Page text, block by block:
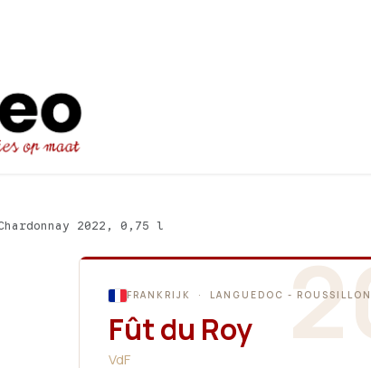
2022, 0,75 l
FRANKRIJK · LANGUEDOC - ROUSSILLON
Fût du Roy
VdF